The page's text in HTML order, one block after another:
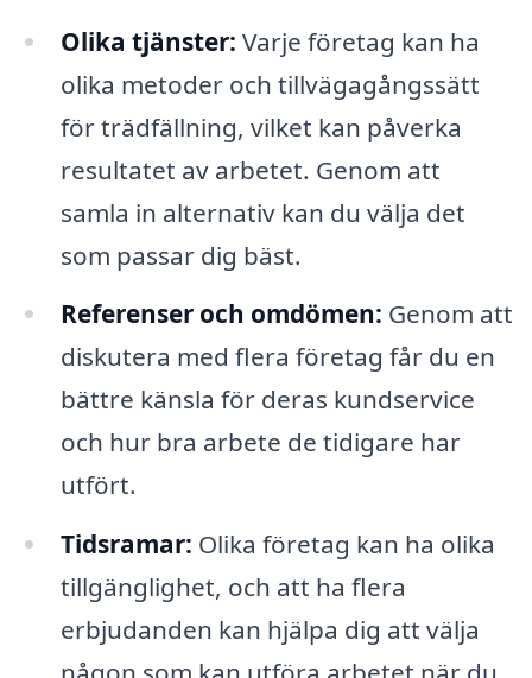
Olika tjänster: Varje företag kan ha
olika metoder och tillvägagångssätt
för trädfällning, vilket kan påverka
resultatet av arbetet. Genom att
samla in alternativ kan du välja det
som passar dig bäst.
Referenser och omdömen: Genom att
diskutera med flera företag får du en
bättre känsla för deras kundservice
och hur bra arbete de tidigare har
utfört.
Tidsramar: Olika företag kan ha olika
tillgänglighet, och att ha flera
erbjudanden kan hjälpa dig att välja